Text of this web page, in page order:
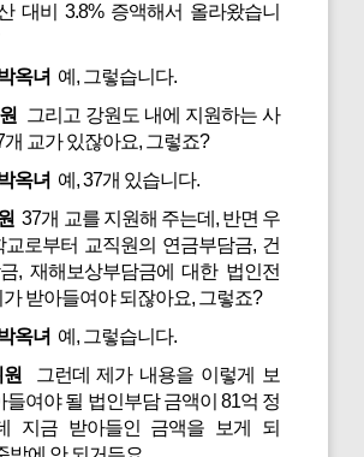
대비 3.8% 증액해서 올라왔습니
옥녀 예, 그렇습니다.
그리고 강원도 내에 지원하는 사
개 교가 있잖아요, 그렇죠?
옥녀 예, 37개 있습니다.
37개 교를 지원해 주는데, 반면 우
교로부터 교직원의 연금부담금, 건
, 재해보상부담금에 대한 법인전
받아들여야 되잖아요, 그렇죠?
옥녀 예, 그렇습니다.
그런데 제가 내용을 이렇게 보
들여야 될 법인부담 금액이 81억 정
지금 받아들인 금액을 보게 되